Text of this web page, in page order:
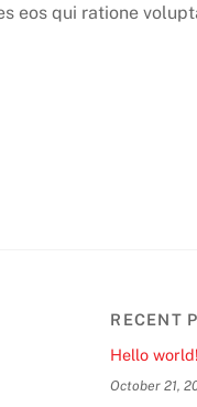
eos qui ratione
RECENT
Hello world!
October 21,